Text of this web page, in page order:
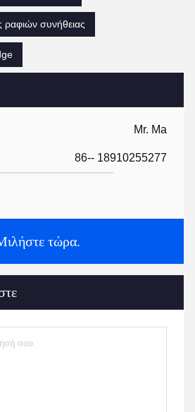
Mr. Ma
86-- 18910255277
τώρα.
ραφιών συνήθειας